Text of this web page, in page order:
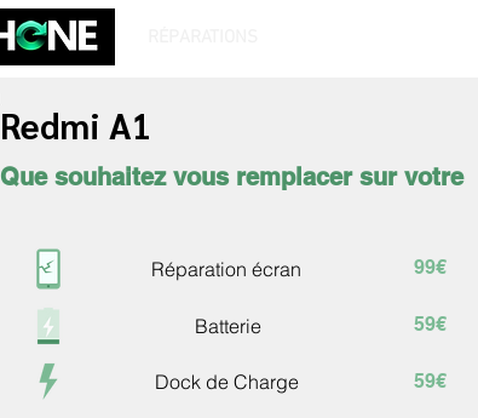
Redmi A1
Que souhaitez vous remplacer sur votre
Réparation écran
Batterie
Dock de Charge
99€
59€
59€